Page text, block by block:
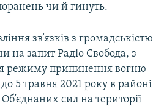
чи й гинуть.
зв’язків з громадськістю
на запит Радіо Свобода, з
режиму припинення вогню
5 травня 2021 року в районі
сил на території